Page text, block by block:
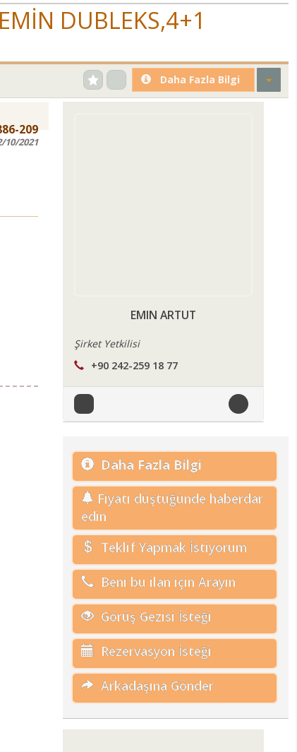
DUBLEKS,4+1
Daha Fazla Bilgi
209
10/2021
EMIN ARTUT
Şirket Yetkilisi
+90 242-259 18 77
Daha Fazla Bilgi
Fiyatı düştüğünde haberdar
edin
Teklif Yapmak İstiyorum
Beni bu ilan için Arayın
Görüş Gezisi İsteği
Rezervasyon İsteği
Arkadaşına Gönder